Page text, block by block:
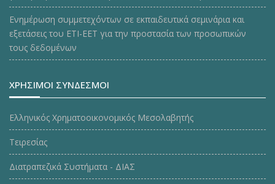
Ενημέρωση συμμετεχόντων σε εκπαιδευτικά σεμινάρια και
εξετάσεις του ΕΤΙ-ΕΕΤ για την προστασία των προσωπικών
τους δεδομένων
ΧΡΗΣΙΜΟΙ ΣΥΝΔΕΣΜΟΙ
Ελληνικός Χρηματοοικονομικός Μεσολαβητής
Τειρεσίας
Διατραπεζικά Συστήματα - ΔΙΑΣ